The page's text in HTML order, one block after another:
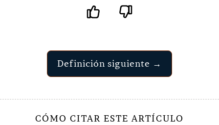
Definición siguiente →
CÓMO CITAR ESTE ARTÍCULO